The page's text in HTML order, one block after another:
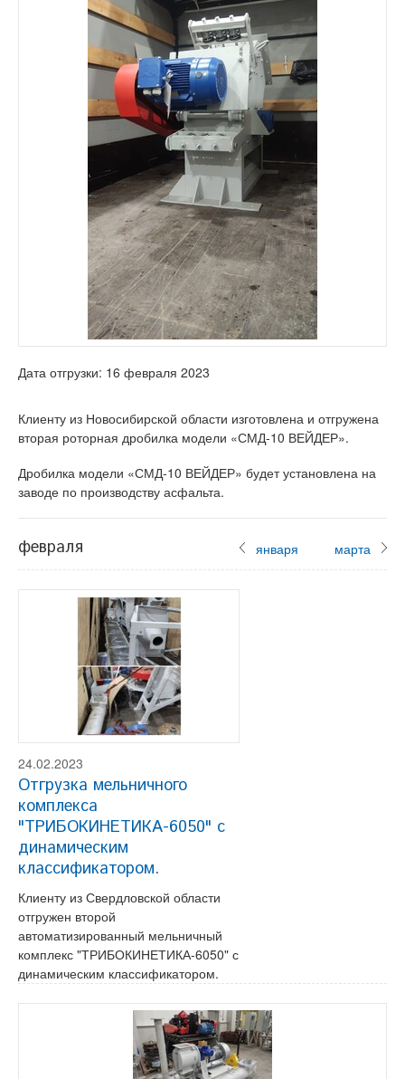
Дата отгрузки: 16 февраля 2023
Клиенту из Новосибирской области изготовлена и отгружена
вторая роторная дробилка модели «СМД-10 ВЕЙДЕР».
Дробилка модели «СМД-10 ВЕЙДЕР» будет установлена на
заводе по производству асфальта.
января марта
февраля
24.02.2023
Отгрузка мельничного
комплекса
"ТРИБОКИНЕТИКА-6050" с
динамическим
классификатором.
Клиенту из Свердловской области
отгружен второй
автоматизированный мельничный
комплекс "ТРИБОКИНЕТИКА-6050" с
динамическим классификатором.